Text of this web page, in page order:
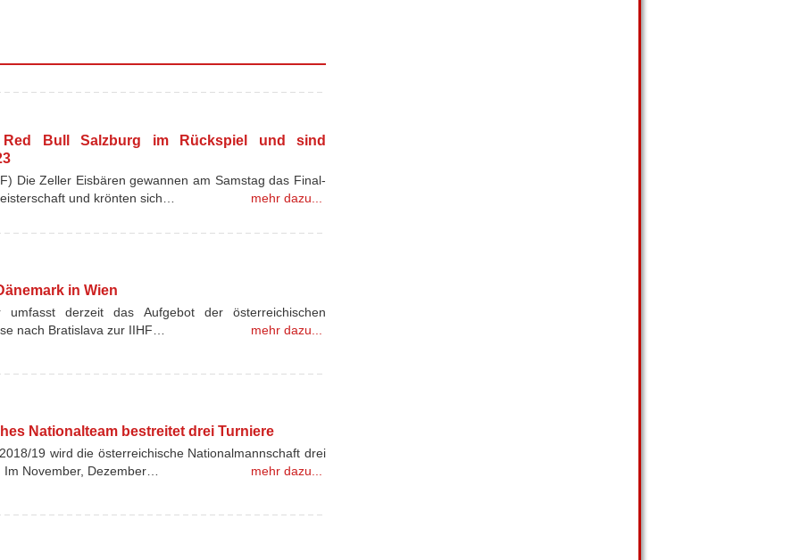
Red Bull Salzburg im Rückspiel und sind
Die Zeller Eisbären gewannen am Samstag das Final-
und krönten sich…
mehr dazu...
in Wien
derzeit das Aufgebot der österreichischen
nach Bratislava zur IIHF…
mehr dazu...
Nationalteam bestreitet drei Turniere
19 wird die österreichische Nationalmannschaft drei
November, Dezember…
mehr dazu...